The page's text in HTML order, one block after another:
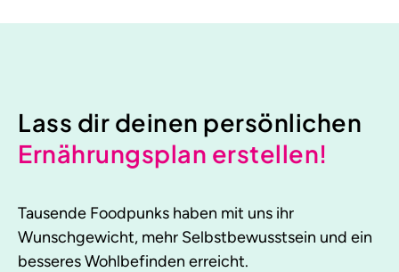
Lass dir deinen persönlichen
Ernährungsplan erstellen!
Tausende Foodpunks haben mit uns ihr
Wunschgewicht, mehr Selbstbewusstsein und ein
besseres Wohlbefinden erreicht.